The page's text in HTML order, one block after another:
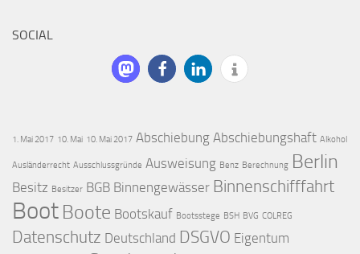
SOCIAL
1. Mai 2017 10. Mai 10. Mai 2017 Abschiebung Abschiebungshaft Alkohol
Ausländerrecht Ausschlussgründe Ausweisung Benz Berechnung Berlin
Besitz Besitzer BGB Binnengewässer Binnenschifffahrt
Boot Boote Bootskauf Bootsstege BSH BVG COLREG
Datenschutz Deutschland DSGVO Eigentum